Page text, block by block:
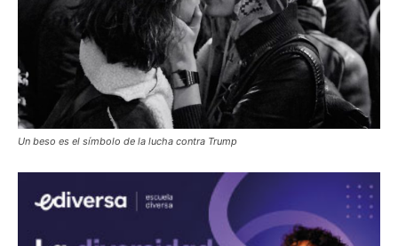
Un beso es el símbolo de la lucha contra Trump